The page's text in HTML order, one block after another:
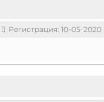
Регистрация: 10-05-2020